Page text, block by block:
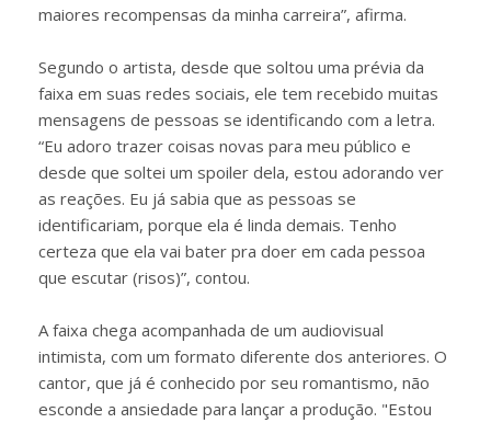
maiores recompensas da minha carreira”, afirma.
Segundo o artista, desde que soltou uma prévia da
faixa em suas redes sociais, ele tem recebido muitas
mensagens de pessoas se identificando com a letra.
“Eu adoro trazer coisas novas para meu público e
desde que soltei um spoiler dela, estou adorando ver
as reações. Eu já sabia que as pessoas se
identificariam, porque ela é linda demais. Tenho
certeza que ela vai bater pra doer em cada pessoa
que escutar (risos)”, contou.
A faixa chega acompanhada de um audiovisual
intimista, com um formato diferente dos anteriores. O
cantor, que já é conhecido por seu romantismo, não
esconde a ansiedade para lançar a produção. "Estou